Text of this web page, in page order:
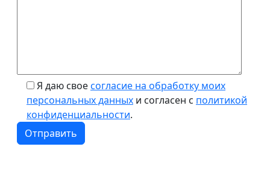
Я даю своесогласие на обработку моих
персональных данных и согласен с политикой
конфиденциальности.